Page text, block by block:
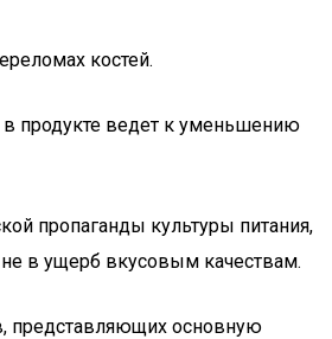
костей.
продукте ведет к уменьшению
пропаганды культуры питания,
в ущерб вкусовым качествам.
представляющих основную